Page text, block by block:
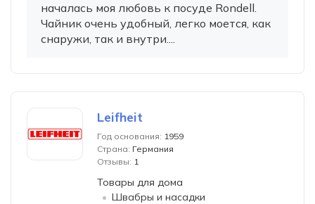
началась моя любовь к посуде Rondell.
Чайник очень удобный, легко моется, как
снаружи, так и внутри....
Leifheit
Год основания: 1959
Страна: Германия
Отзывы: 1
Товары для дома
Швабры и насадки